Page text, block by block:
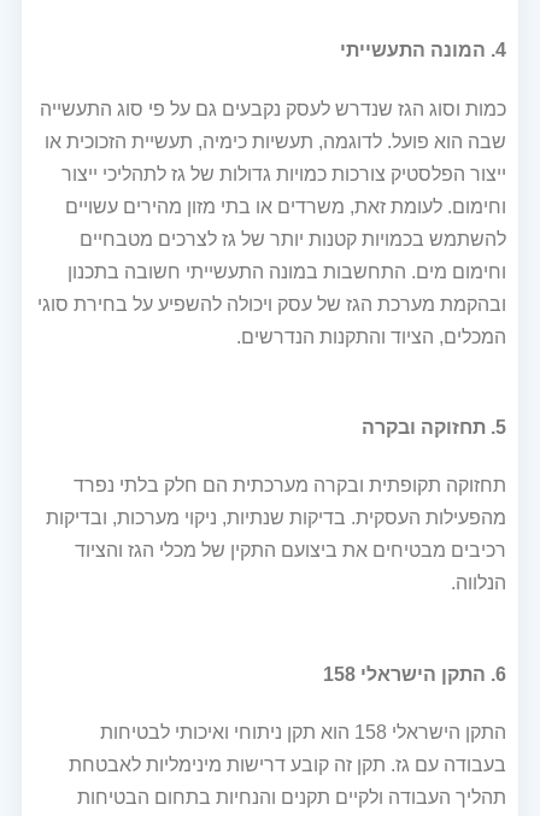
4. המונה התעשייתי
כמות וסוג הגז שנדרש לעסק נקבעים גם על פי סוג התעשייה
שבה הוא פועל. לדוגמה, תעשיות כימיה, תעשיית הזכוכית או
ייצור הפלסטיק צורכות כמויות גדולות של גז לתהליכי ייצור
וחימום. לעומת זאת, משרדים או בתי מזון מהירים עשויים
להשתמש בכמויות קטנות יותר של גז לצרכים מטבחיים
וחימום מים. התחשבות במונה התעשייתי חשובה בתכנון
ובהקמת מערכת הגז של עסק ויכולה להשפיע על בחירת סוגי
המכלים, הציוד והתקנות הנדרשים.
5. תחזוקה ובקרה
תחזוקה תקופתית ובקרה מערכתית הם חלק בלתי נפרד
מהפעילות העסקית. בדיקות שנתיות, ניקוי מערכות, ובדיקות
רכיבים מבטיחים את ביצועם התקין של מכלי הגז והציוד
הנלווה.
6. התקן הישראלי 158
התקן הישראלי 158 הוא תקן ניתוחי ואיכותי לבטיחות
בעבודה עם גז. תקן זה קובע דרישות מינימליות לאבטחת
תהליך העבודה ולקיים תקנים והנחיות בתחום הבטיחות